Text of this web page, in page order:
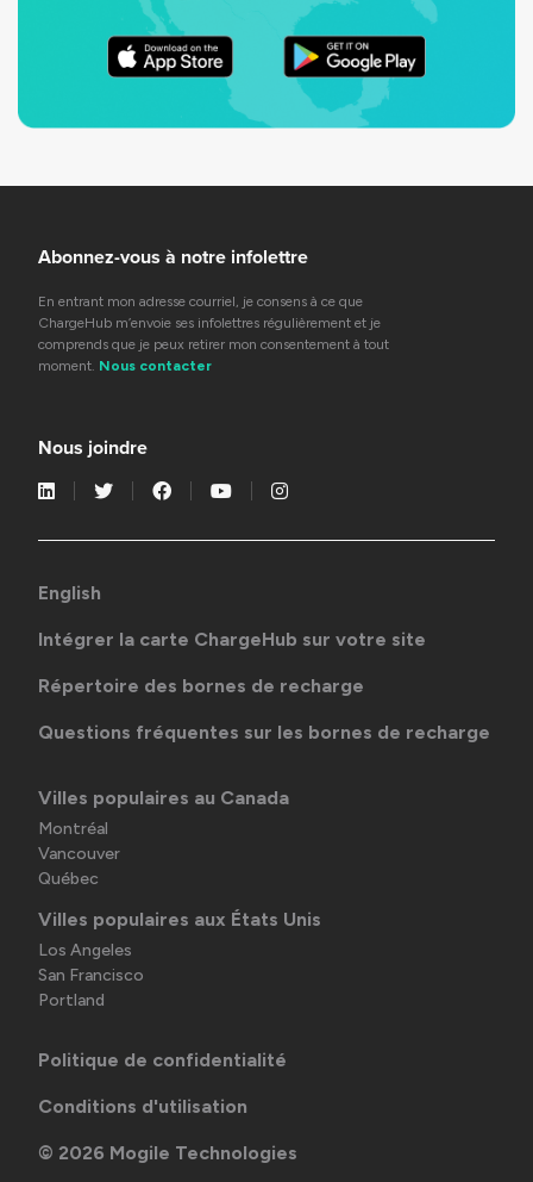
Abonnez-vous à notre infolettre
En entrant mon adresse courriel, je consens à ce que
ChargeHub m’envoie ses infolettres régulièrement et je
comprends que je peux retirer mon consentement à tout
moment. Nous contacter
Nous joindre
English
Intégrer la carte ChargeHub sur votre site
Répertoire des bornes de recharge
Questions fréquentes sur les bornes de recharge
Villes populaires au Canada
Montréal
Vancouver
Québec
Villes populaires aux États Unis
Los Angeles
San Francisco
Portland
Politique de confidentialité
Conditions d'utilisation
© 2026 Mogile Technologies